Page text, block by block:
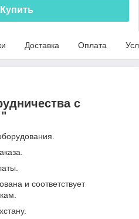
Купить
Доставка Оплата
с
и соответствует